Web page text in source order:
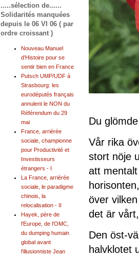
Du
Vår rika
stort nöje
att
horisonten,
över
det är
Den öst-
halvklotet
.....sélection de......
Solidarités manquées
depuis le 06 VI 06 ( par
ordre croissant )
Nouveau Manuel
d'Histoire pour se
sentir bien en France
Putsch UMP/UDF à
Strasbourg: les
eurodéputés français
annulent le NON du
Référendum du 29
mai
France, arriérée
sociale, championne
pour Productivité et
Investisseurs
étrangers - I
La France, arriérée
sociale, le paradigme
chinois, la
relocalisation - II
Hayek, père de
l'Europe, de l'OMC,
du dumping humain
global avant
l'illusionniste Jean